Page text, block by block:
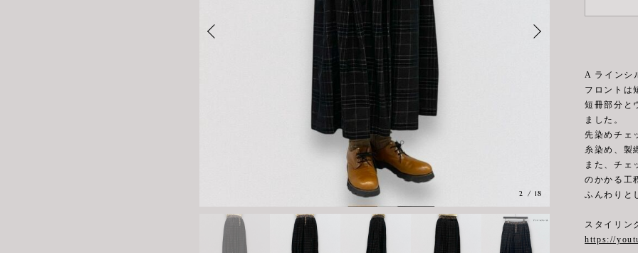
3 / 18
A ラインシ
フロントは
短冊部分と
ました。
先染めチェ
糸染め、製
また、チェ
のかかる工
ふんわりと
スタイリン
https://